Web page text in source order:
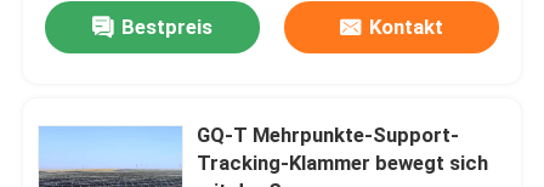
Bestpreis Kontakt
GQ-T Mehrpunkte-Support-
Tracking-Klammer bewegt sich